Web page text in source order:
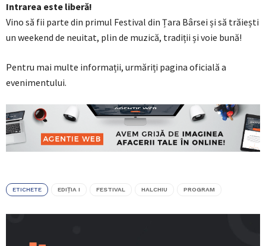
Intrarea este liberă!
Vino să fii parte din primul Festival din Țara Bârsei și să trăiești
un weekend de neuitat, plin de muzică, tradiții și voie bună!
Pentru mai multe informații, urmăriți pagina oficială a
evenimentului.
ETICHETE EDIȚIA I FESTIVAL HALCHIU PROGRAM